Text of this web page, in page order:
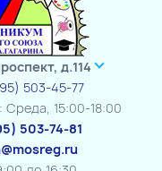
д.114
503-45-77
15:00-18:00
503-74-81